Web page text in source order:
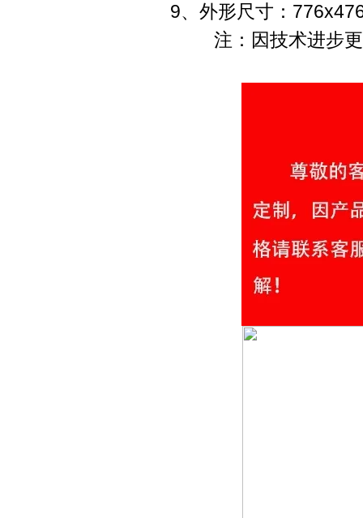
9、外形尺寸：
注：因技术进步